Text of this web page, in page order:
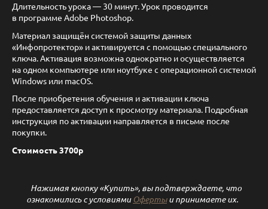
Длительность урока — 30 минут. Урок проводится
в программе Adobe Photoshop.
Материал защищён системой защиты данных
«Инфопротектор» и активируется с помощью специального
ключа. Активация возможна однократно и осуществляется
на одном компьютере или ноутбуке с операционной системой
Windows или macOS.
После приобретения обучения и активации ключа
предоставляется доступ к просмотру материала. Подробная
инструкция по активации направляется в письме после
покупки.
Стоимость 3700р
Нажимая кнопку «Купить», вы подтверждаете, что
ознакомились с условиями Офертыи принимаете их.